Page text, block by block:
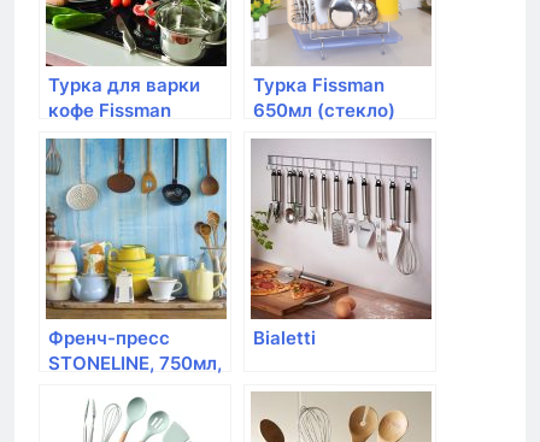
Турка для варки
кофе Fissman
550мл (сталь
ручка)
Турка Fissman
650мл (стекло)
Френч-пресс
STONELINE, 750мл,
Bialetti